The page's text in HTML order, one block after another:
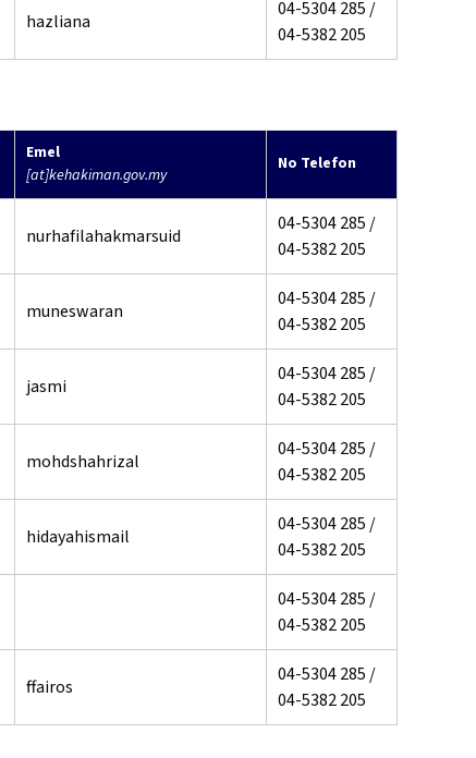
hazliana
04-5304 285 /
04-5382 205
Emel
[at]kehakiman.gov.my
No Telefon
nurhafilahakmarsuid
04-5304 285 /
04-5382 205
muneswaran
04-5304 285 /
04-5382 205
jasmi
04-5304 285 /
04-5382 205
mohdshahrizal
04-5304 285 /
04-5382 205
hidayahismail
04-5304 285 /
04-5382 205
04-5304 285 /
04-5382 205
ffairos
04-5304 285 /
04-5382 205